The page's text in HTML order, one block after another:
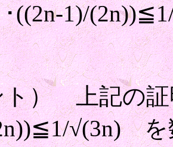
･((2n-1)/
ト） 上記の証
√(3n) を